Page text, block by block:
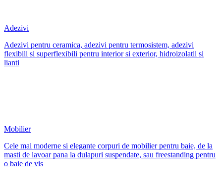
Adezivi
Adezivi pentru ceramica, adezivi pentru termosistem, adezivi
flexibili si superflexibili pentru interior si exterior, hidroizolatii si
lianti
Mobilier
Cele mai moderne si elegante corpuri de mobilier pentru baie, de la
masti de lavoar pana la dulapuri suspendate, sau freestanding pentru
o baie de vis